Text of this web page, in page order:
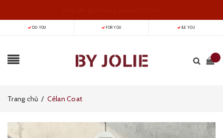
DO YOU FOR YOU BE YOU
Trang chủ / Célan Coat